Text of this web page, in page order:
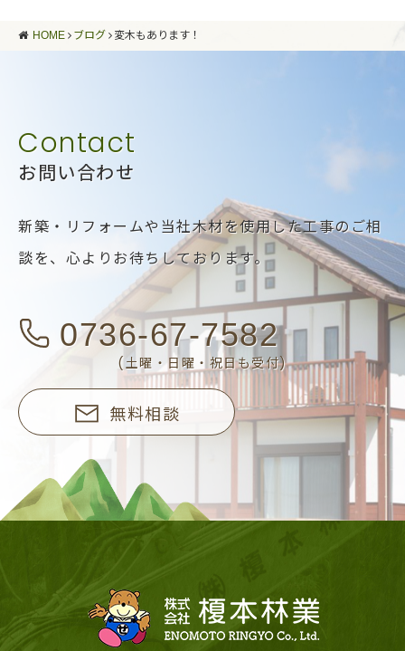
HOME ブログ 変木もあります！
お問い合わせ
新築・リフォームや当社木材を使用した工事のご相
談を、 心よりお待ちしております。
0736-67-7582
(土曜・日曜・祝日も受付)
無料相談